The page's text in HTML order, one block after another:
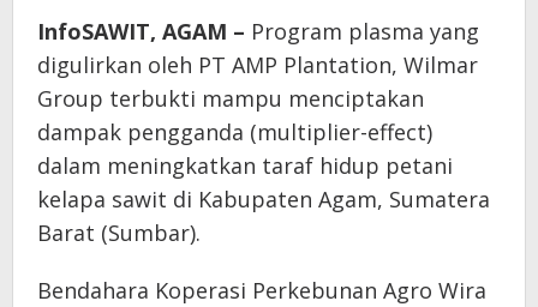
InfoSAWIT, AGAM – Program plasma yang
digulirkan oleh PT AMP Plantation, Wilmar
Group terbukti mampu menciptakan
dampak pengganda (multiplier-effect)
dalam meningkatkan taraf hidup petani
kelapa sawit di Kabupaten Agam, Sumatera
Barat (Sumbar).
Bendahara Koperasi Perkebunan Agro Wira